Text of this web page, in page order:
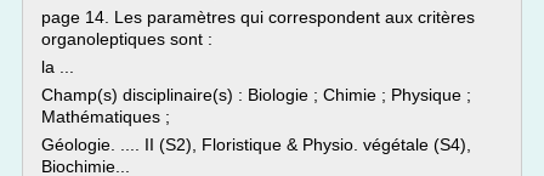
page 14. Les paramètres qui correspondent aux critères
organoleptiques sont :
la ...
Champ(s) disciplinaire(s) : Biologie ; Chimie ; Physique ;
Mathématiques ;
Géologie. .... II (S2), Floristique & Physio. végétale (S4),
Biochimie...